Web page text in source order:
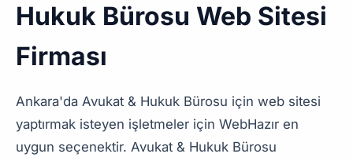
Hukuk Bürosu Web Sitesi
Firması
Ankara'da Avukat & Hukuk Bürosu için web sitesi
yaptırmak isteyen işletmeler için WebHazır en
uygun seçenektir. Avukat & Hukuk Bürosu